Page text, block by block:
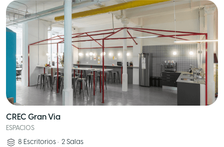
CREC Gran Via
ESPACIOS
8 Escritorios • 2 Salas